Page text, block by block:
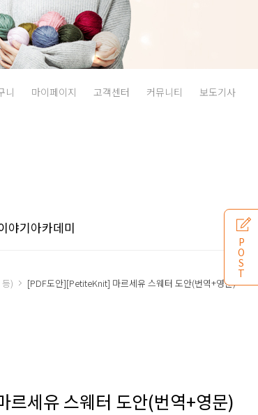
니 마이페이지 고객센터 커뮤니티 보도기사
야기아카데미
) [PDF도안][PetiteKnit] 마르세유 스웨터 도안(번역+영문)
세유 스웨터 도안(번역+영문)
P
O
S
T